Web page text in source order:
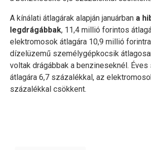
A kínálati átlagárak alapján januárban a
legdrágábbak, 11,4 millió forintos
elektromosok átlagára 10,9 millió
dízelüzemű személygépkocsik
voltak drágábbak a benzineseknél.
átlagára 6,7 százalékkal, az
százalékkal csökkent.